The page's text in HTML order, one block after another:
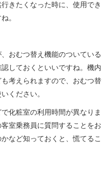
きたくなった時に、使用でき
。
おむつ替え機能のついている
しておくといいですね。機内
考えられますので、おむつ替
ください。
化粧室の利用時間が異なりま
室乗務員に質問することをお
など知っておくと、慌てるこ